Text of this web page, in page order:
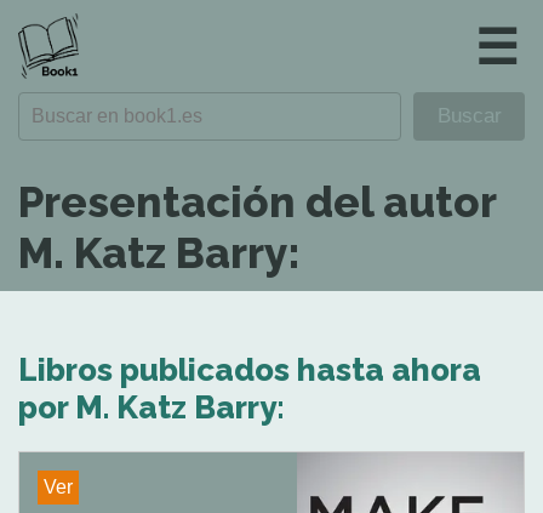
☰
Presentación del autor
M. Katz Barry:
Libros publicados hasta ahora
por M. Katz Barry:
Ver